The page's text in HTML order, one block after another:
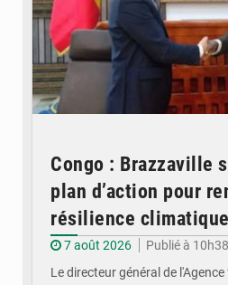
Congo : Brazzaville
plan d’action pour
résilience climatique
7 août 2026
Publié à 10h38
Le directeur général de